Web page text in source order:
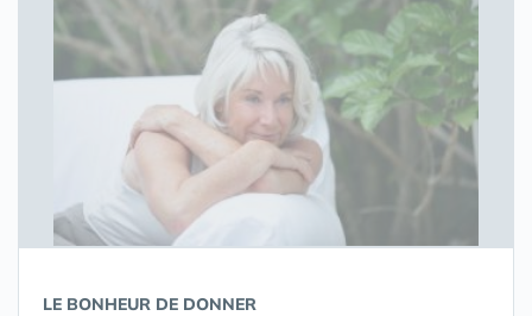
LE BONHEUR DE DONNER